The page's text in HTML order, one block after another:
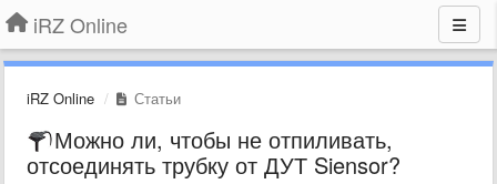
iRZ Online
iRZ Online Статьи
Можно ли, чтобы не отпиливать,
отсоединять трубку от ДУТ Siensor?